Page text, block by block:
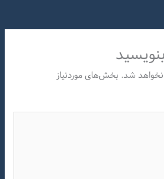
شد. بخش‌های موردنیاز